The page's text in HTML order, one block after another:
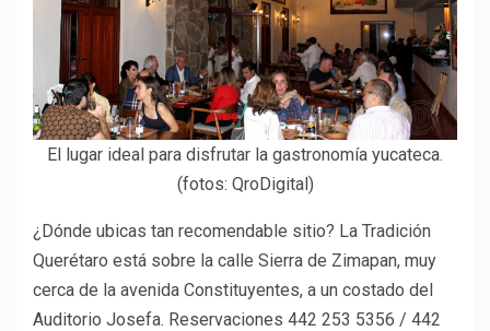
El lugar ideal para disfrutar la gastronomía yucateca.
(fotos: QroDigital)
¿Dónde ubicas tan recomendable sitio? La Tradición
Querétaro está sobre la calle Sierra de Zimapan, muy
cerca de la avenida Constituyentes, a un costado del
Auditorio Josefa. Reservaciones 442 253 5356 / 442